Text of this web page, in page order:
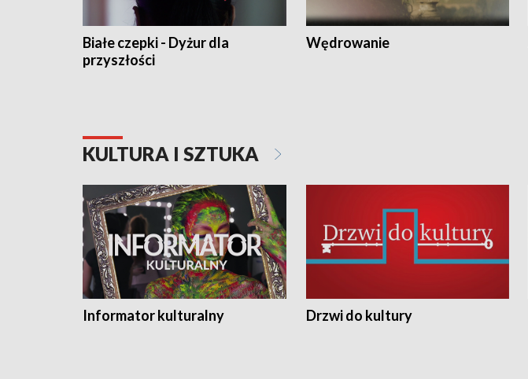
Białe czepki - Dyżur dla
przyszłości
Wędrowanie
KULTURA I SZTUKA
Informator kulturalny Drzwi do kultury